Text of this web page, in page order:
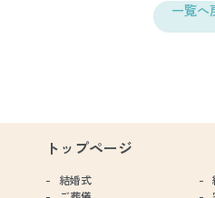
一覧へ
トップページ
結婚式